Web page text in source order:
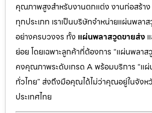
คุณภาพสูงสำหรับงานตกแต่ง งานก่อสร้าง
ทุกประเภท เราเป็นบริษัทจำหน่ายแผ่นพลา
อย่างครบวงจร ทั้ง แผ่นพลาสวูดขายส่ง
ย่อย โดยเฉพาะลูกค้าที่ต้องการ “แผ่นพลา
คงคุณภาพระดับเกรด A พร้อมบริการ “แ
ทั่วไทย” ส่งถึงมือคุณได้ไม่ว่าคุณอยู่ในจังห
ประเทศไทย